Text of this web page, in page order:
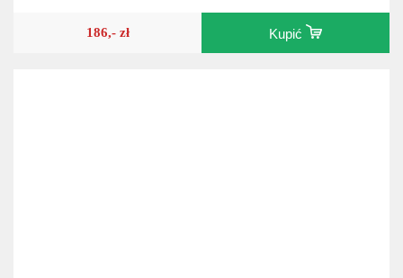
186,- zł Kupić